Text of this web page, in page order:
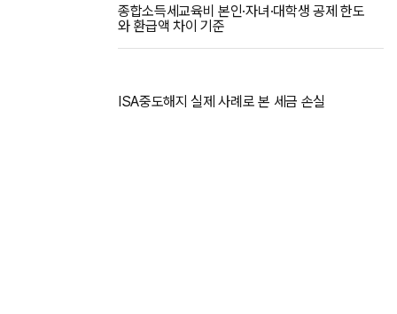
종합소득세교육비 본인·자녀·대학생 공제 한도
와 환급액 차이 기준
ISA중도해지 실제 사례로 본 세금 손실